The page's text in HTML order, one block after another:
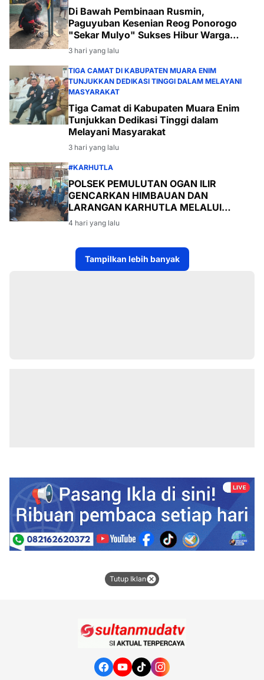
Di Bawah Pembinaan Rusmin,
Paguyuban Kesenian Reog Ponorogo
"Sekar Mulyo" Sukses Hibur Warga
Desa Payabakal
3 hari yang lalu
TIGA CAMAT DI KABUPATEN MUARA ENIM
TUNJUKKAN DEDIKASI TINGGI DALAM MELAYANI
MASYARAKAT
Tiga Camat di Kabupaten Muara Enim
Tunjukkan Dedikasi Tinggi dalam
Melayani Masyarakat
3 hari yang lalu
#KARHUTLA
POLSEK PEMULUTAN OGAN ILIR
GENCARKAN HIMBAUAN DAN
LARANGAN KARHUTLA MELALUI
PROGRAM TSKD (TOURING SAMBANG
KE DESA-DESA
4 hari yang lalu
Tampilkan lebih banyak
Tutup Iklan